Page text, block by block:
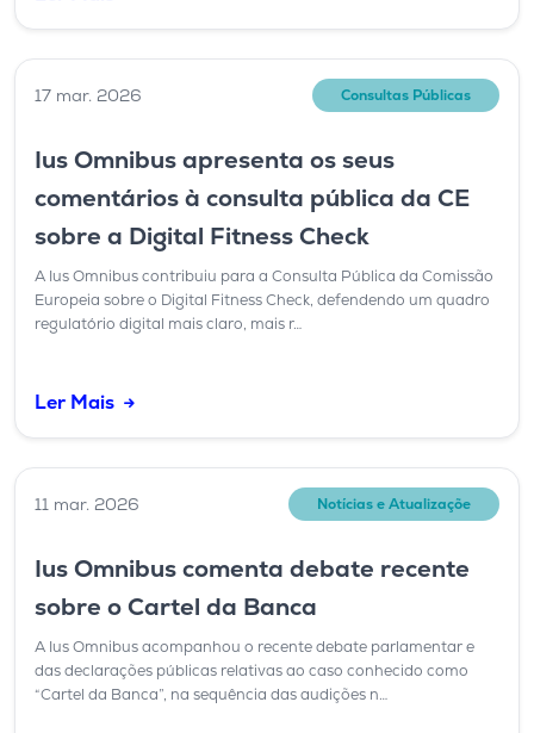
17 mar. 2026 Consultas Públicas
Ius Omnibus apresenta os seus
comentários à consulta pública da CE
sobre a Digital Fitness Check
A Ius Omnibus contribuiu para a Consulta Pública da Comissão
Europeia sobre o Digital Fitness Check, defendendo um quadro
regulatório digital mais claro, mais r…
Ler Mais
11 mar. 2026 Notícias e Atualizaçõe
Ius Omnibus comenta debate recente
sobre o Cartel da Banca
A Ius Omnibus acompanhou o recente debate parlamentar e
das declarações públicas relativas ao caso conhecido como
“Cartel da Banca”, na sequência das audições n…